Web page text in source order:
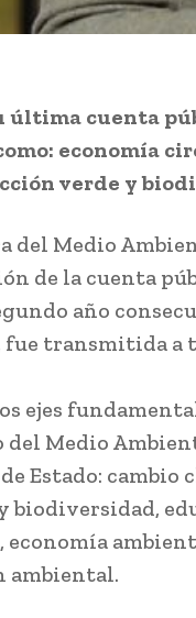
última cuenta
economía
verde y
del Medio
de la cuenta
año
fue transmitida a
ejes
Medio
Estado:
biodiversidad,
economía
ambiental.